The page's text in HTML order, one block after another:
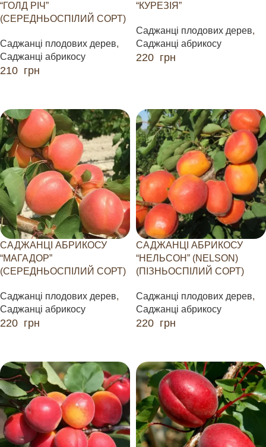
“ГОЛД РІЧ”
(СЕРЕДНЬОСПІЛИЙ СОРТ)
Саджанці плодових дерев,
Саджанці абрикосу
210 грн
“КУРЕЗІЯ”
Саджанці плодових дерев,
Саджанці абрикосу
220 грн
САДЖАНЦІ АБРИКОСУ
“МАГАДОР”
(СЕРЕДНЬОСПІЛИЙ СОРТ)
Саджанці плодових дерев,
Саджанці абрикосу
220 грн
САДЖАНЦІ АБРИКОСУ
“НЕЛЬСОН” (NELSON)
(ПІЗНЬОСПІЛИЙ СОРТ)
Саджанці плодових дерев,
Саджанці абрикосу
220 грн